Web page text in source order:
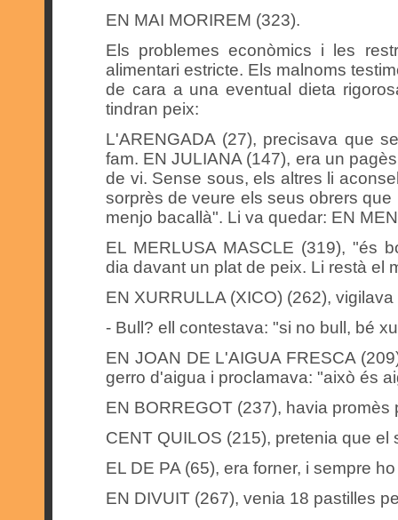
EN MAI MORIREM (323).
Els problemes econòmics i les
alimentari estricte. Els malnoms
de cara a una eventual dieta
tindran peix:
L'ARENGADA (27), precisava que
fam. EN JULIANA (147), era un
de vi. Sense sous, els altres li
sorprès de veure els seus obrers
menjo bacallà". Li va quedar: EN
EL MERLUSA MASCLE (319), "és
dia davant un plat de peix. Li restà el
EN XURRULLA (XICO) (262),
- Bull? ell contestava: "si no bull, bé
EN JOAN DE L'AIGUA FRESCA
gerro d'aigua i proclamava: "això és
EN BORREGOT (237), havia promès
CENT QUILOS (215), pretenia que
EL DE PA (65), era forner, i sempre
EN DIVUIT (267), venia 18 pastilles